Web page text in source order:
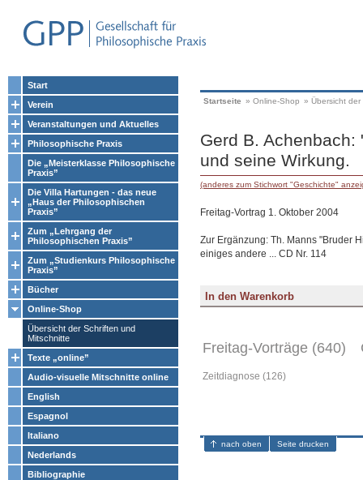
Start
Verein
Veranstaltungen und Aktuelles
Philosophische Praxis
Die „Meisterklasse Philosophische
Praxis”
Die Villa Hartungen - das neue
„Haus der Philosophischen
Praxis”
Zum „Lehrgang der
Philosophischen Praxis”
Zum „Studienkurs Philosophische
Praxis”
Bücher
Online-Shop
Übersicht der Schriften und
Mitschnitte
Texte „online”
Audio-visuelle Mitschnitte online
English
Espagnol
Italiano
Nederlands
Bibliographie
Startseite » Online-Shop » Übersicht
Gerd B.
und seine Wirkung.
(anderes zum Stichwort "Geschichte"
Freitag-Vortrag 1. Oktober 2004
Zur Ergänzung: Th. Manns "Bruder
einiges andere ... CD Nr. 114
Freitag-Vorträge (640)
Zeitdiagnose (126)
nach oben Seite drucken